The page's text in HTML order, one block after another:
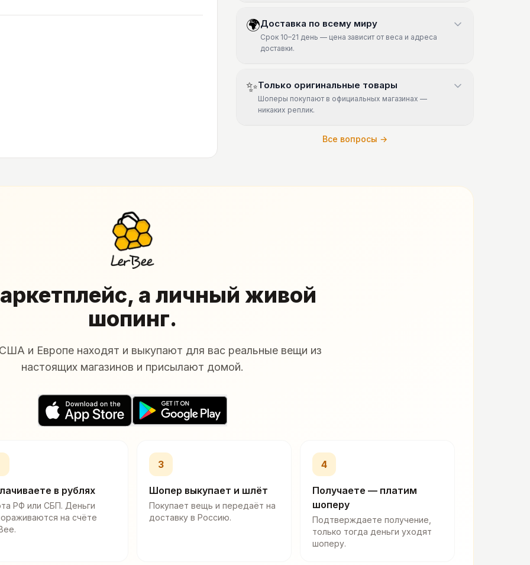
🌍Доставка по всему миру
Срок 10–21 день — цена зависит от веса и адреса
доставки.
✨Только оригинальные товары
Шоперы покупают в официальных магазинах —
никаких реплик.
Все вопросы →
а личный живой
шопинг.
и Европе находят и выкупают для вас реальные вещи из
настоящих магазинов и присылают домой.
в рублях
РФ или СБП. Деньги
на счёте
3
Шопер выкупает и шлёт
Покупает вещь и передаёт на
доставку в Россию.
4
Получаете — платим
шоперу
Подтверждаете получение,
только тогда деньги уходят
шоперу.